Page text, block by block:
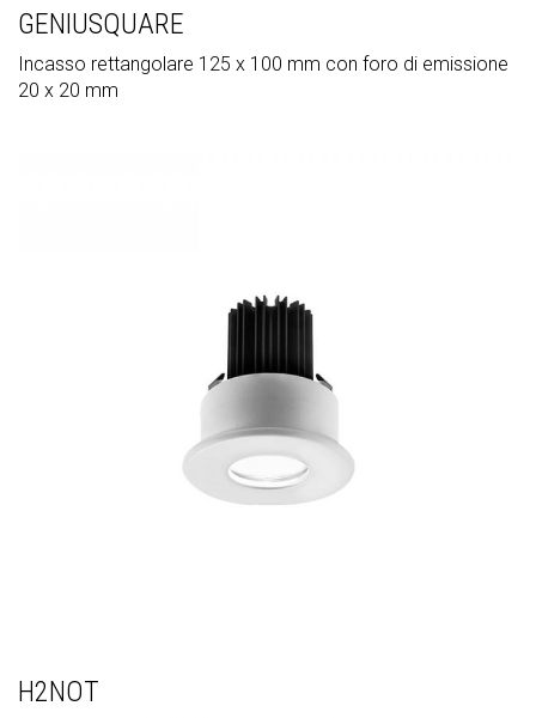
GENIUSQUARE
Incasso rettangolare 125 x 100 mm con foro di emissione
20 x 20 mm
H2NOT